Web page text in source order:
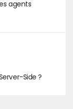
agents
Side ?